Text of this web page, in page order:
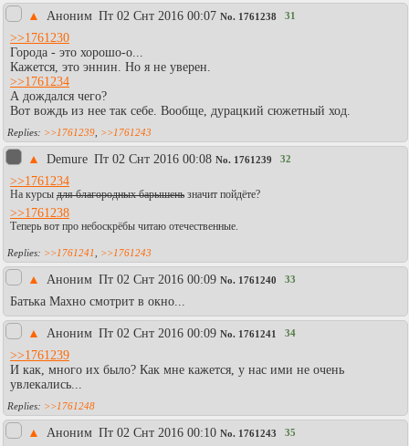
▲ Аноним Пт 02 Снт 2016 00:07 No. 1761238 31
>>1761230
Города - это хорошо-о...
Кажется, это эннин. Но я не уверен.
>>1761234
А дождался чего?
Вот вождь из нее так себе. Вообще, дурацкий сюжетный ход.
>>1761239 >>1761243
▲ Demure Пт 02 Снт 2016 00:08 No. 1761239 32
>>1761234
На курсы для благородных барышень значит пойдёте?
>>1761238
Теперь вот про небоскрёбы читаю отечественные.
>>1761241 >>1761243
▲ Аноним Пт 02 Снт 2016 00:09 No. 1761240 33
Батька Махно смотрит в окно...
▲ Аноним Пт 02 Снт 2016 00:09 No. 1761241 34
>>1761239
И как, много их было? Как мне кажется, у нас ими не очень
увлекались...
>>1761248
▲ Аноним Пт 02 Снт 2016 00:10 No. 1761243 35